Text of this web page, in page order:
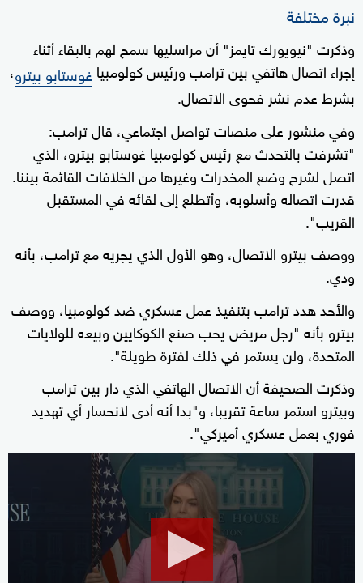
نبرة مختلفة
وذكرت "نيويورك تايمز" أن مراسليها سمح لهم بالبقاء أثناء
إجراء اتصال هاتفي بين ترامب ورئيس كولومبيا غوستابو بيترو،
بشرط عدم نشر فحوى الاتصال.
وفي منشور على منصات تواصل اجتماعي، ​قال ترامب:
"تشرفت بالتحدث مع رئيس كولومبيا غوستابو بيترو، الذي
اتصل لشرح وضع المخدرات وغيرها من الخلافات القائمة بيننا.
قدرت اتصاله وأسلوبه، وأتطلع إلى لقائه في المستقبل
القريب".
ووصف بيترو الاتصال، وهو الأول الذي يجريه مع ترامب، بأنه
ودي.
والأحد هدد ترامب بتنفيذ عمل عسكري ضد كولومبيا، ووصف
بيترو بأنه "رجل مريض يحب صنع الكوكايين وبيعه للولايات
المتحدة، ولن يستمر في ذلك لفترة طويلة".
وذكرت الصحيفة أن الاتصال الهاتفي الذي دار بين ترامب
وبيترو استمر ساعة تقريبا، و"⁠بدا أنه أدى لانحسار أي تهديد
فوري بعمل عسكري أميركي".
of
2